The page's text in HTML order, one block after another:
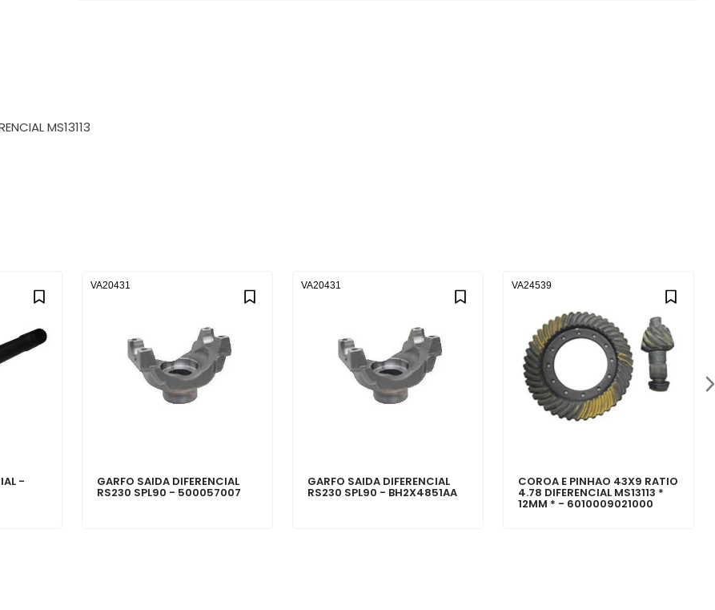
MS13113
- GARFO SAIDA DIFERENCIAL
RS230 SPL90 - 500057007
VA20431
GARFO SAIDA DIFERENCIAL
RS230 SPL90 - BH2X4851AA
VA20431
COROA E PINHAO 43X9 RATIO
4.78 DIFERENCIAL MS13113 *
12MM * - 6010009021000
VA24539